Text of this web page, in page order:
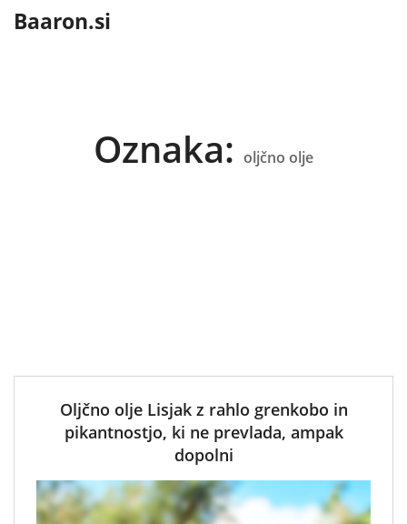
Baaron.si
Oznaka: oljčno olje
Oljčno olje Lisjak z rahlo grenkobo in
pikantnostjo, ki ne prevlada, ampak
dopolni